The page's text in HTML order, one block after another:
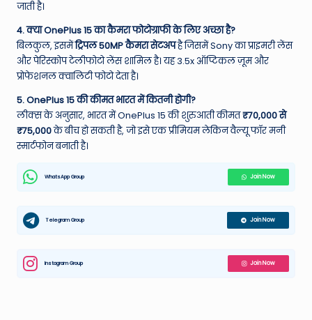
जाती है।
4. क्या OnePlus 15 का कैमरा फोटोग्राफी के लिए अच्छा है?
बिलकुल, इसमेंट्रिपल 50MP कैमरा सेटअपहै जिसमें Sony का प्राइमरी लेंस
और पेरिस्कोप टेलीफोटो लेंस शामिल है। यह 3.5x ऑप्टिकल ज़ूम और
प्रोफेशनल क्वालिटी फोटो देता है।
5. OnePlus 15 की कीमत भारत में कितनी होगी?
लीक्स के अनुसार, भारत में OnePlus 15 की शुरुआती कीमत₹70,000 से
₹75,000के बीच हो सकती है, जो इसे एक प्रीमियम लेकिन वैल्यू फॉर मनी
स्मार्टफोन बनाती है।
WhatsApp Group Join Now
Telegram Group Join Now
Instagram Group Join Now